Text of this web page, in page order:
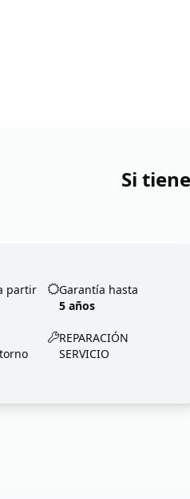
Si
partir
Garantía hasta
5 años
REPARACIÓN
SERVICIO